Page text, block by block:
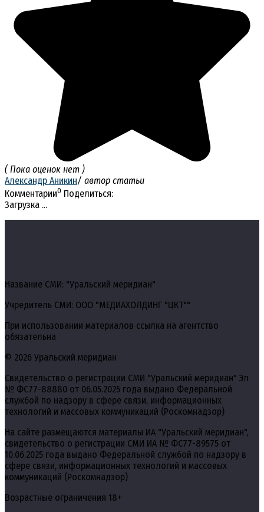
( Пока оценок нет )
Александр Аникин/ автор статьи
Комментарии0 Поделиться:
Загрузка ...
Название СМИ: "Уральский меридиан"
Учредитель СМИ: ООО "МЕДИАХОЛДИНГ "ЦКТ""
При использовании материалов ссылка на агентство
обязательна
© 2026 Уральский меридиан
Свидетельство о регистрации СМИ "Уральский меридиан" Эл
№ ФС77-88880 от 06.05.2025 года выдано Федеральной
службой по надзору в сфере связи, информационных
технологий и массовых коммуникаций (Роскомнадзор)
На сайте размещаются материалы ИА "Уральский меридиан",
свидетельство о регистрации СМИ ИА № ФС77-89575 от
10.06.2025 года выдано Федеральной службой по надзору в
сфере связи, информационных технологий и массовых
коммуникаций (Роскомнадзор)
Возрастные ограничения 18+